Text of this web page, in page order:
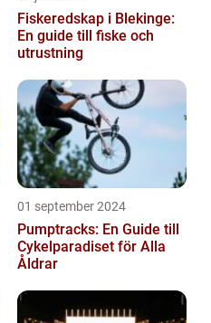
Fiskeredskap i Blekinge:
En guide till fiske och
utrustning
01 september 2024
Pumptracks: En Guide till
Cykelparadiset för Alla
Åldrar